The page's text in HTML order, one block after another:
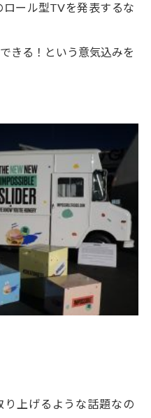
ール型TVを発表するな
きる！という意気込みを
り上げるような話題なの